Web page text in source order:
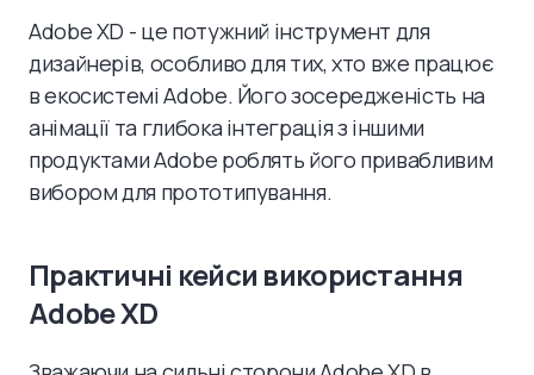
Adobe XD - це потужний інструмент для
дизайнерів, особливо для тих, хто вже працює
в екосистемі Adobe. Його зосередженість на
анімації та глибока інтеграція з іншими
продуктами Adobe роблять його привабливим
вибором для прототипування.
Практичні кейси використання
Adobe XD